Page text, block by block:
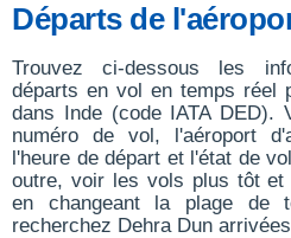
Départs de
Trouvez ci-dessous les
départs en vol en temps réel
dans Inde (code IATA DED).
numéro de vol, l'aéroport
l'heure de départ et l'état de
outre, voir les vols plus tôt et
en changeant la plage de
recherchez Dehra Dun